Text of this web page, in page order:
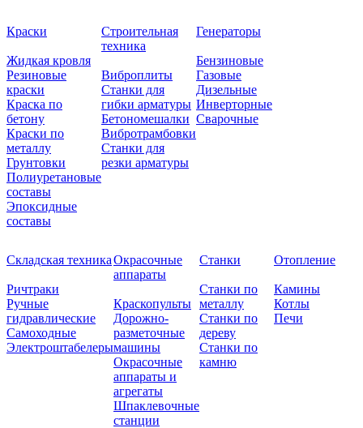
Краски
Жидкая кровля
Резиновые
краски
Краска по
бетону
Краски по
металлу
Грунтовки
Полиуретановые
составы
Эпоксидные
составы
Строительная
техника
Виброплиты
Станки для
гибки арматуры
Бетономешалки
Вибротрамбовки
Станки для
резки арматуры
Генераторы
Бензиновые
Газовые
Дизельные
Инверторные
Сварочные
Складская техника
Ричтраки
Ручные
гидравлические
Самоходные
Электроштабелеры
Окрасочные
аппараты
Краскопульты
Дорожно-
разметочные
машины
Окрасочные
аппараты и
агрегаты
Шпаклевочные
станции
Станки
Станки по
металлу
Станки по
дереву
Станки по
камню
Отопление
Камины
Котлы
Печи